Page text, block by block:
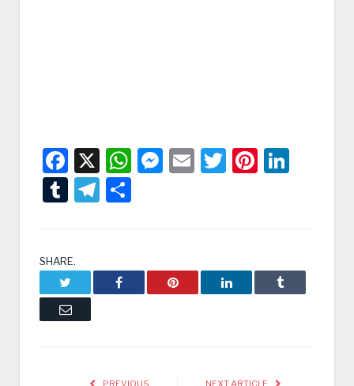
Facebook
X WhatsApp
Messenger
EmailTwitter
TumblrTelegram
SHARE.
Facebook Pinterest LinkedIn Tumblr
Email
PREVIOUS
NEXT ARTICLE